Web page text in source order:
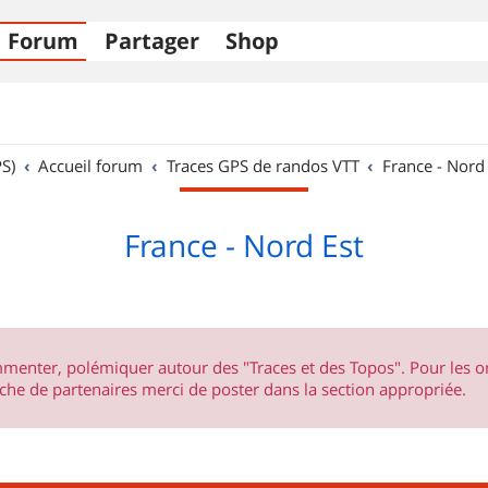
Forum Partager Shop
Accueil forum Traces GPS de randos VTT France - Nord
France - Nord Est
polémiquer autour des "Traces et des Topos". Pour les
de partenaires merci de poster dans la section appropriée.